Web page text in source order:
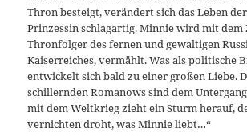
Thron besteigt, verändert sich das Leben
Prinzessin schlagartig. Minnie wird mit dem
Thronfolger des fernen und gewaltigen
Kaiserreiches, vermählt. Was als politische
entwickelt sich bald zu einer großen Liebe.
schillernden Romanows sind dem
mit dem Weltkrieg zieht ein Sturm herauf,
vernichten droht, was Minnie liebt…“